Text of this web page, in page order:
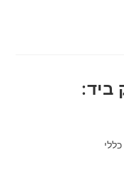
ביד:
כללי